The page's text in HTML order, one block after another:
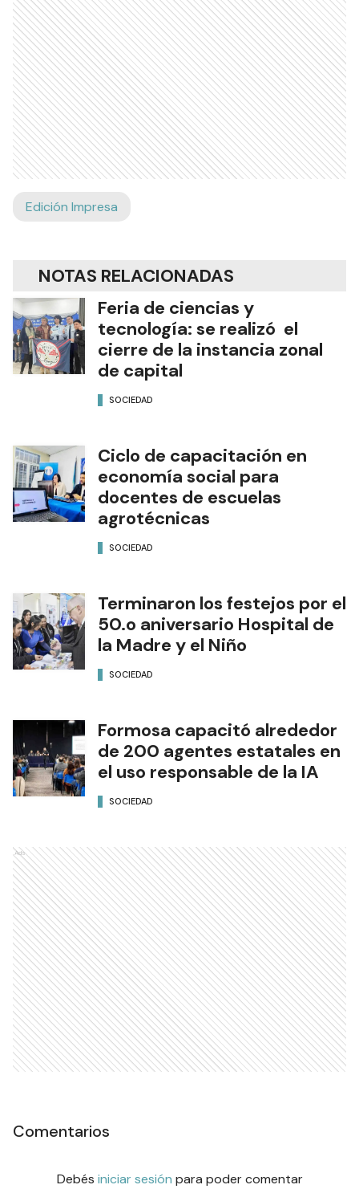
Edición Impresa
NOTAS RELACIONADAS
Feria de ciencias y
tecnología: se realizó el
cierre de la instancia zonal
de capital
SOCIEDAD
Ciclo de capacitación en
economía social para
docentes de escuelas
agrotécnicas
SOCIEDAD
Terminaron los festejos por el
50.o aniversario Hospital de
la Madre y el Niño
SOCIEDAD
Formosa capacitó alrededor
de 200 agentes estatales en
el uso responsable de la IA
SOCIEDAD
Ads
Comentarios
Debés iniciar sesión para poder comentar